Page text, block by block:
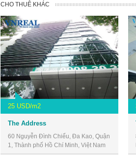
CHO THUÊ KHÁC
25 USD/m2
The Address
60 Nguyễn Đình Chiểu, Đa Kao, Quận
1, Thành phố Hồ Chí Minh, Việt Nam